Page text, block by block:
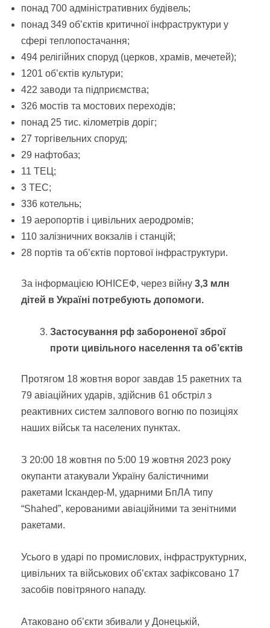
понад 700 адміністративних будівель;
понад 349 об’єктів критичної інфраструктури у
сфері теплопостачання;
494 релігійних споруд (церков, храмів, мечетей);
1201 об’єктів культури;
422 заводи та підприємства;
326 мостів та мостових переходів;
понад 25 тис. кілометрів доріг;
27 торгівельних споруд;
29 нафтобаз;
11 ТЕЦ;
3 ТЕС;
336 котельнь;
19 аеропортів і цивільних аеродромів;
110 залізничних вокзалів і станцій;
28 портів та об’єктів портової інфраструктури.
За інформацією ЮНІСЕФ, через війну 3,3 млн
дітей в Україні потребують допомоги.
Застосування рф забороненої зброї
проти цивільного населення та об’єктів
Протягом 18 жовтня ворог завдав 15 ракетних та
79 авіаційних ударів, здійснив 61 обстріл з
реактивних систем залпового вогню по позиціях
наших військ та населених пунктах.
З 20:00 18 жовтня по 5:00 19 жовтня 2023 року
окупанти атакували Україну балістичними
ракетами Іскандер-М, ударними БпЛА типу
“Shahed”, керованими авіаційними та зенітними
ракетами.
Усього в ударі по промислових, інфраструктурних,
цивільних та військових об’єктах зафіксовано 17
засобів повітряного нападу.
Атаковано об’єкти збивали у Донецькій,